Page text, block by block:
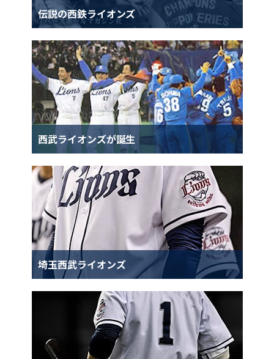
伝説の西鉄ライオンズ
西武ライオンズが誕生
埼玉西武ライオンズ